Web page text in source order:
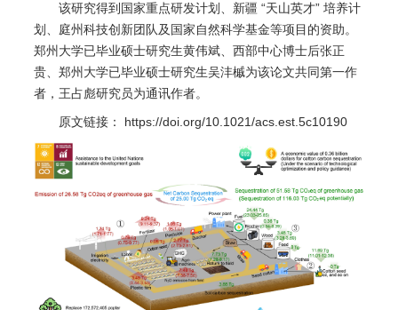
该研究得到国家重点研发计划、新疆 “天山英才” 培养计
划、庭州科技创新团队及国家自然科学基金等项目的资助。
郑州大学已毕业硕士研究生黄伟斌、西部中心博士后张正
贵、郑州大学已毕业硕士研究生吴沣槭为该论文共同第一作
者，王占彪研究员为通讯作者。
原文链接： https://doi.org/10.1021/acs.est.5c10190